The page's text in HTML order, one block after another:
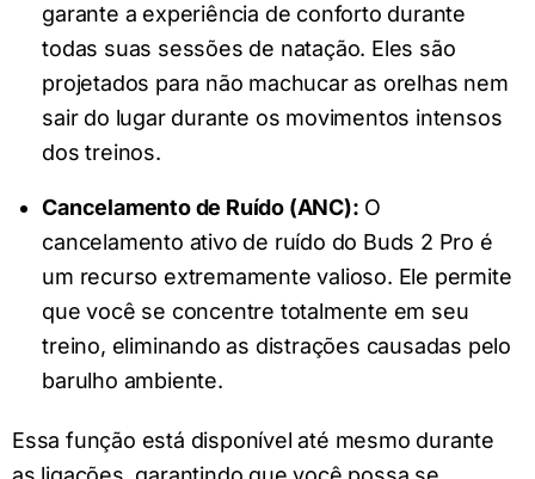
garante a experiência de conforto durante
todas suas sessões de natação. Eles são
projetados para não machucar as orelhas nem
sair do lugar durante os movimentos intensos
dos treinos.
Cancelamento de Ruído (ANC): O
cancelamento ativo de ruído do Buds 2 Pro é
um recurso extremamente valioso. Ele permite
que você se concentre totalmente em seu
treino, eliminando as distrações causadas pelo
barulho ambiente.
Essa função está disponível até mesmo durante